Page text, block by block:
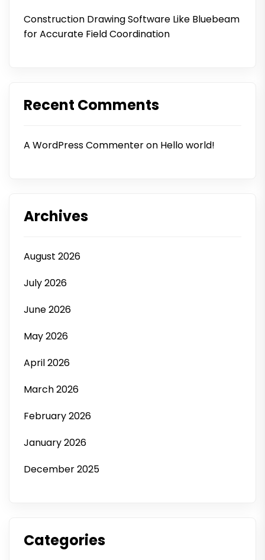
Construction Drawing Software Like Bluebeam
for Accurate Field Coordination
Recent Comments
A WordPress Commenteron Hello world!
Archives
August 2026
July 2026
June 2026
May 2026
April 2026
March 2026
February 2026
January 2026
December 2025
Categories